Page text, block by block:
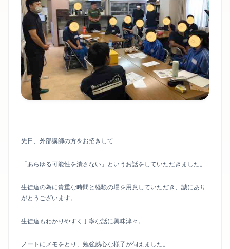
先日、外部講師の方をお招きして
「あらゆる可能性を潰さない」というお話をしていただきました。
生徒達の為に貴重な時間と経験の場を用意していただき、誠にあり
がとうございます。
生徒達もわかりやすく丁寧な話に興味津々。
ノートにメモをとり、勉強熱心な様子が伺えました。